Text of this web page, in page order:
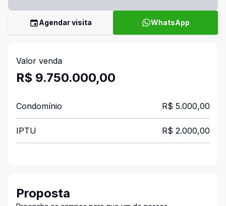
Agendar visita WhatsApp
Valor venda
R$ 9.750.000,00
Condomínio R$ 5.000,00
IPTU R$ 2.000,00
Proposta